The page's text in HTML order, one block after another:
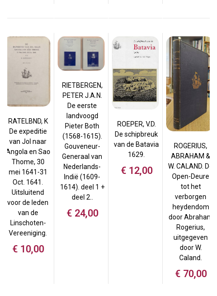
RATELBND, K
De expeditie
van Jol naar
Angola en Sao
Thome, 30
mei 1641-31
Oct. 1641.
Uitsluitend
voor de leden
van de
Linschoten-
Vereeniging.
€ 10,00
RIETBERGEN,
PETER J.A.N.
De eerste
landvoogd
Pieter Both
(1568-1615).
Gouveneur-
Generaal van
Nederlands-
Indië (1609-
1614). deel 1 +
deel 2..
€ 24,00
ROEPER, V.D.
De schipbreuk
van de Batavia
1629.
€ 12,00
ROGERIUS,
ABRAHAM &
W. CALAND. De
Open-Deure
tot het
verborgen
heydendom
door Abraham
Rogerius,
uitgegeven
door W.
Caland.
€ 70,00